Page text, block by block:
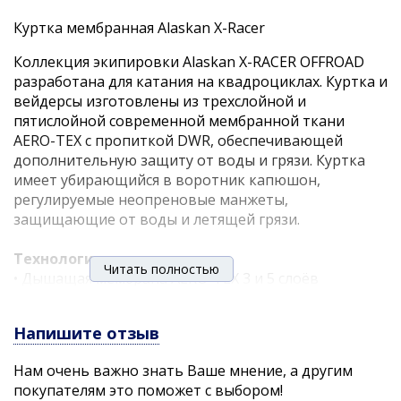
Куртка мембранная Alaskan X-Racer
Коллекция экипировки Alaskan X-RACER OFFROAD
разработана для катания на квадроциклах. Куртка и
вейдерсы изготовлены из трехслойной и
пятислойной современной мембранной ткани
AERO-TEX с пропиткой DWR, обеспечивающей
дополнительную защиту от воды и грязи. Куртка
имеет убирающийся в воротник капюшон,
регулируемые неопреновые манжеты,
защищающие от воды и летящей грязи.
Технологии:
• Дышащая мембрана AERO-TEX 3 и 5 слоёв
• Проклеенные швы
• Магниты
Читать полностью
Напишите отзыв
Нам очень важно знать Ваше мнение, а другим
покупателям это поможет с выбором!